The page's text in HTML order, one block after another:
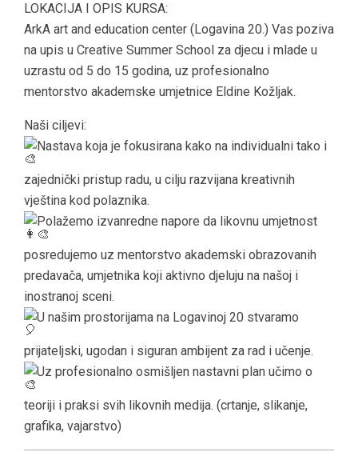
LOKACIJA I OPIS KURSA:
ArkA art and education center (Logavina 20.) Vas poziva
na upis u Creative Summer School za djecu i mlade u
uzrastu od 5 do 15 godina, uz profesionalno
mentorstvo akademske umjetnice Eldine Kožljak.
Naši ciljevi:
Nastava koja je fokusirana kako na individualni tako i
zajednički pristup radu, u cilju razvijana kreativnih
vještina kod polaznika.
Polažemo izvanredne napore da likovnu umjetnost
posredujemo uz mentorstvo akademski obrazovanih
predavača, umjetnika koji aktivno djeluju na našoj i
inostranoj sceni.
U našim prostorijama na Logavinoj 20 stvaramo
prijateljski, ugodan i siguran ambijent za rad i učenje.
Uz profesionalno osmišljen nastavni plan učimo o
teoriji i praksi svih likovnih medija. (crtanje, slikanje,
grafika, vajarstvo)